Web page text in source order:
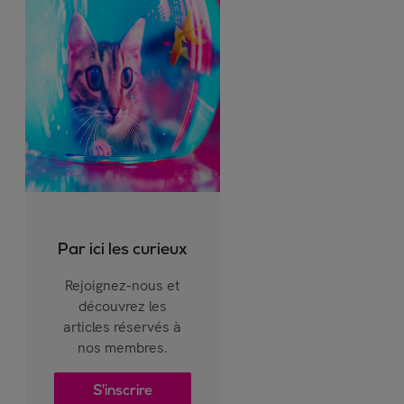
Par ici les curieux
Rejoignez-nous et
découvrez les
articles réservés à
nos membres.
S'inscrire